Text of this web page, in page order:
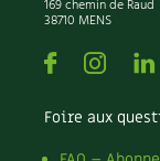
Poules
Prairie fleurie
Productif
Ravageur
169 chemin de Raud
38710 MENS
Facebook
Foire aux